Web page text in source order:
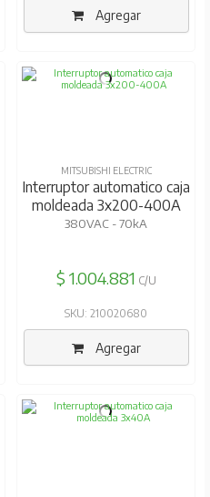
Agregar
MITSUBISHI ELECTRIC
Interruptor automatico caja
moldeada 3x200-400A
380VAC - 70kA
$ 1.004.881 C/U
SKU: 210020680
Agregar